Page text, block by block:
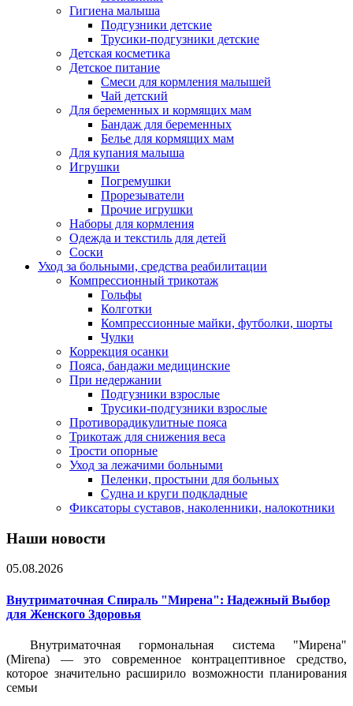
Гигиена малыша
Подгузники детские
Трусики-подгузники детские
Детская косметика
Детское питание
Смеси для кормления малышей
Чай детский
Для беременных и кормящих мам
Бандаж для беременных
Белье для кормящих мам
Для купания малыша
Игрушки
Погремушки
Прорезыватели
Прочие игрушки
Наборы для кормления
Одежда и текстиль для детей
Соски
Уход за больными, средства реабилитации
Компрессионный трикотаж
Гольфы
Колготки
Компрессионные майки, футболки, шорты
Чулки
Коррекция осанки
Пояса, бандажи медицинские
При недержании
Подгузники взрослые
Трусики-подгузники взрослые
Противорадикулитные пояса
Трикотаж для снижения веса
Трости опорные
Уход за лежачими больными
Пеленки, простыни для больных
Судна и круги подкладные
Фиксаторы суставов, наколенники, налокотники
Наши новости
05.08.2026
Внутриматочная Спираль "Мирена": Надежный Выбор
для Женского Здоровья
Внутриматочная гормональная система "Мирена"
(Mirena) — это современное контрацептивное средство,
которое значительно расширило возможности планирования
семьи